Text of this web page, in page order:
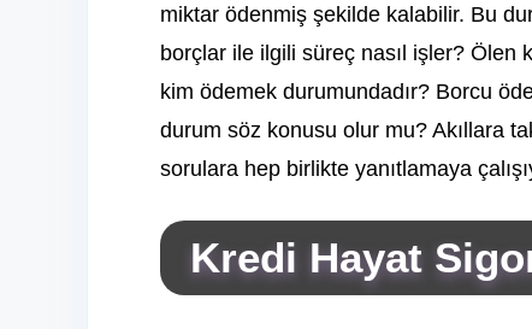
miktar ödenmiş şekilde kalabilir. Bu
borçlar ile ilgili süreç nasıl işler? Ölen
kim ödemek durumundadır? Borcu
durum söz konusu olur mu? Akıllara
sorulara hep birlikte yanıtlamaya
Kredi Hayat